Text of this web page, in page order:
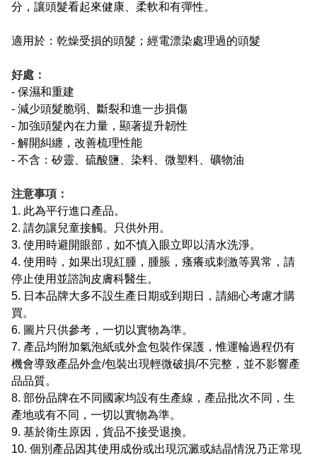
分，讓頭髮看起來健康、柔軟和有彈性。
適用於：乾燥受損的頭髮；經電漂染處理過的頭髮
好處：
- 保濕和重建
- 減少頭髮脆弱、斷裂和進一步損傷
- 加強頭髮內在力量，顯著提升韌性
- 解開糾纏，改善梳理性能
- 不含：矽靈、硫酸鹽、染料、微塑料、礦物油
注意事項：
1. 此為平行進口產品。
2. 請勿讓兒童接觸。只供外用。
3. 使用時避開眼部，如不慎入眼立即以清水洗淨。
4. 使用時，如果出現紅腫，腫脹，瘙癢或刺激等異常，請
停止使用並諮詢皮膚科醫生。
5. 日本品牌大多不設生產日期或到期日，請細心考慮才購
買。
6. 圖片只供參考，一切以實物為準。
7. 產品均附加氣泡紙或外盒包裝作保護，惟運輪過程仍有
機會導致產品外盒/包裝出現輕微破損/不完整，並不影響產
品品質。
8. 部份品牌在不同國家均設有生產線，產品批次不同，生
產地或有不同，一切以實物為準。
9. 基於衛生原因，貨品不接受退換。
10. 個別產品因其使用成份或出現沉澱或結晶情況乃正常現